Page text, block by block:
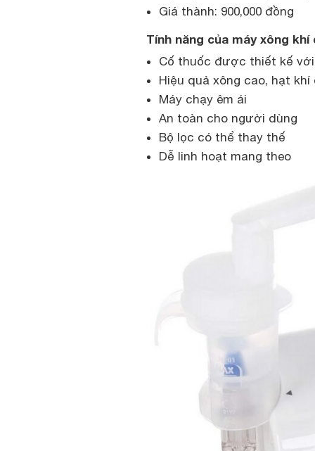
Giá thành: 900,000 đồng
Tính năng của máy xông khí
Cố thuốc được thiết kế với
Hiệu quả xông cao, hạt
Máy chạy êm ái
An toàn cho người dùng
Bộ lọc có thể thay thế
Dễ linh hoạt mang theo